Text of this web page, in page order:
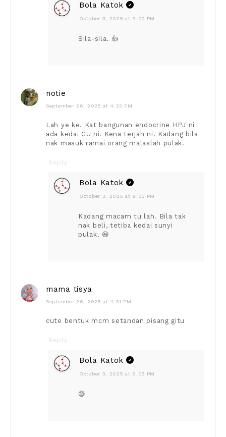
Bola Katok
October 3, 2025 at 9:02 PM
Sila-sila. 👍
notie
September 26, 2025 at 4:22 PM
Lah ye ke. Kat bangunan endocrine HPJ ni
ada kedai CU ni. Kena terjah ni. Kadang bila
nak masuk ramai orang malaslah pulak.
Reply
Bola Katok
October 3, 2025 at 9:03 PM
Kadang macam tu lah. Bila tak
nak beli, tetiba kedai sunyi
pulak. 😆
mama tisya
September 26, 2025 at 4:31 PM
cute bentuk mcm setandan pisang gitu
Reply
Bola Katok
October 3, 2025 at 9:03 PM
😅